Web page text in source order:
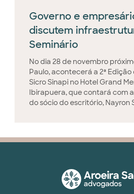
Governo e
discutem
Seminário
No dia 28 de novembro
Paulo, acontecerá a 2ª
Sicro Sinapi no Hotel Grand
Ibirapuera, que contará com
do sócio do escritório, Nayron